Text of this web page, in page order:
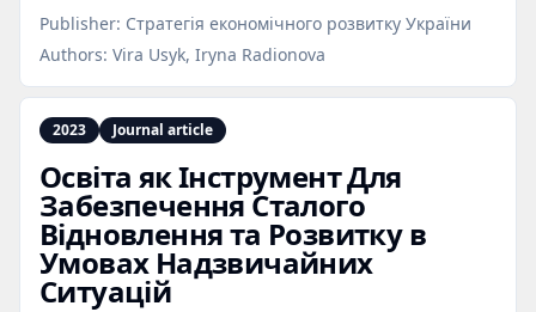
Publisher: Стратегія економічного розвитку України
Authors: Vira Usyk, Iryna Radionova
2023 Journal article
Освіта як Інструмент Для
Забезпечення Сталого
Відновлення та Розвитку в
Умовах Надзвичайних
Ситуацій